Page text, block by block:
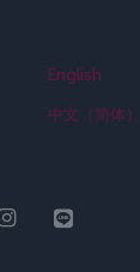
English
中文（简体）